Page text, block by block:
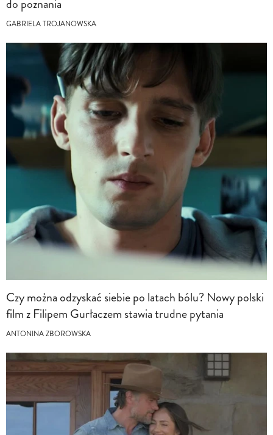
do poznania
GABRIELA TROJANOWSKA
Czy można odzyskać siebie po latach bólu? Nowy polski
film z Filipem Gurłaczem stawia trudne pytania
ANTONINA ZBOROWSKA